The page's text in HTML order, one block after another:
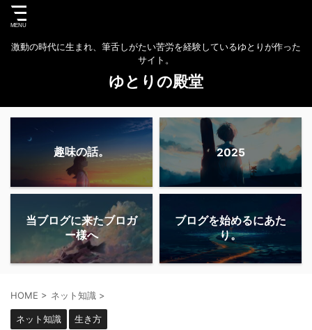
激動の時代に生まれ、筆舌しがたい苦労を経験しているゆとりが作った
サイト。
ゆとりの殿堂
趣味の話。 2025
当ブログに来たブロガ
ー様へ
ブログを始めるにあた
り。
HOME > ネット知識 >
ネット知識 生き方